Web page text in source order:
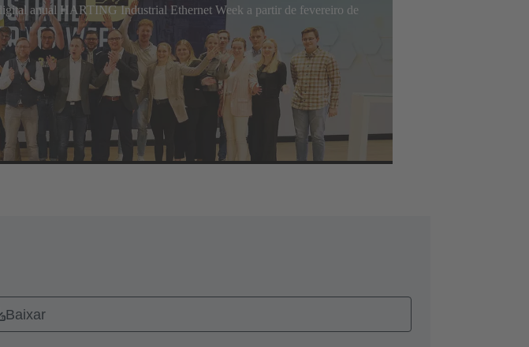
anual HARTING Industrial Ethernet Week a partir de fevereiro de
Baixar